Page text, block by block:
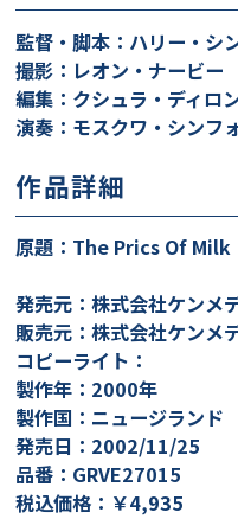
監督・脚本：ハリー・シ
撮影：レオン・ナービー
編集：クシュラ・ディロ
演奏：モスクワ・シンフ
作品詳細
原題：The Prics Of Milk
発売元：株式会社ケンメ
販売元：株式会社ケンメ
コピーライト：
製作年：2000年
製作国：ニュージランド
発売日：2002/11/25
品番：GRVE27015
税込価格：￥4,935